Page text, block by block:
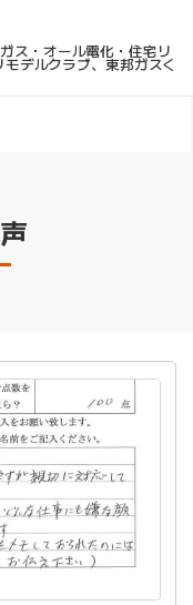
ス・オール電化・住宅リ
デルクラブ、東邦ガスく